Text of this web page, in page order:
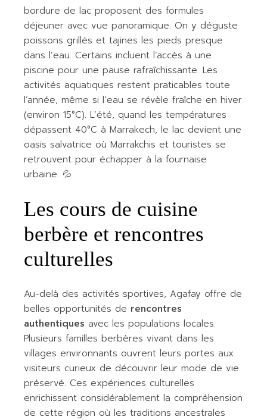
bordure de lac proposent des formules
déjeuner avec vue panoramique. On y déguste
poissons grillés et tajines les pieds presque
dans l’eau. Certains incluent l’accès à une
piscine pour une pause rafraîchissante. Les
activités aquatiques restent praticables toute
l’année, même si l’eau se révèle fraîche en hiver
(environ 15°C). L’été, quand les températures
dépassent 40°C à Marrakech, le lac devient une
oasis salvatrice où Marrakchis et touristes se
retrouvent pour échapper à la fournaise
urbaine. 💦
Les cours de cuisine
berbère et rencontres
culturelles
Au-delà des activités sportives, Agafay offre de
belles opportunités de rencontres
authentiques avec les populations locales.
Plusieurs familles berbères vivant dans les
villages environnants ouvrent leurs portes aux
visiteurs curieux de découvrir leur mode de vie
préservé. Ces expériences culturelles
enrichissent considérablement la compréhension
de cette région où les traditions ancestrales